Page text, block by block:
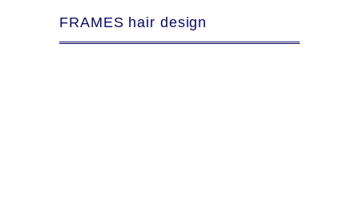
FRAMES hair design